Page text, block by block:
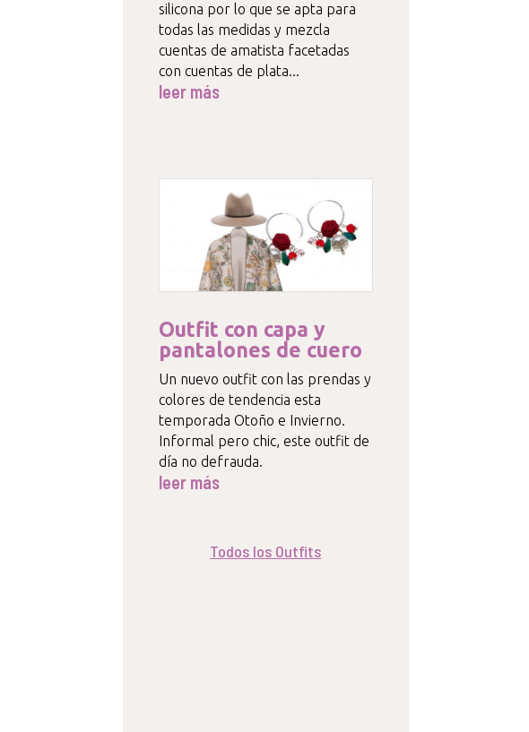
silicona por lo que se apta para
todas las medidas y mezcla
cuentas de amatista facetadas
con cuentas de plata...
leer más
Outfit con capa y
pantalones de cuero
Un nuevo outfit con las prendas y
colores de tendencia esta
temporada Otoño e Invierno.
Informal pero chic, este outfit de
día no defrauda.
leer más
Todos los Outfits